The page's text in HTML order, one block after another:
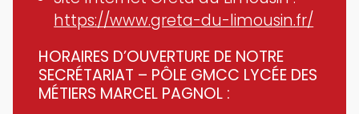
https://www.greta-du-limousin.fr/
HORAIRES D’OUVERTURE DE NOTRE
SECRÉTARIAT – PÔLE GMCC LYCÉE DES
MÉTIERS MARCEL PAGNOL :